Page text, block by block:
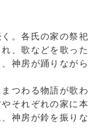
。各氏の家の祭祀
、歌などを歌った
神房が踊りながら
つわる物語が歌わ
それぞれの家に本
神房が鈴を振りな